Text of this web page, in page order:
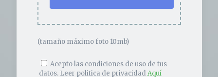
(tamaño máximo foto 10mb)
Acepto las condiciones de uso de tus
datos. Leer politica de privacidad Aquí